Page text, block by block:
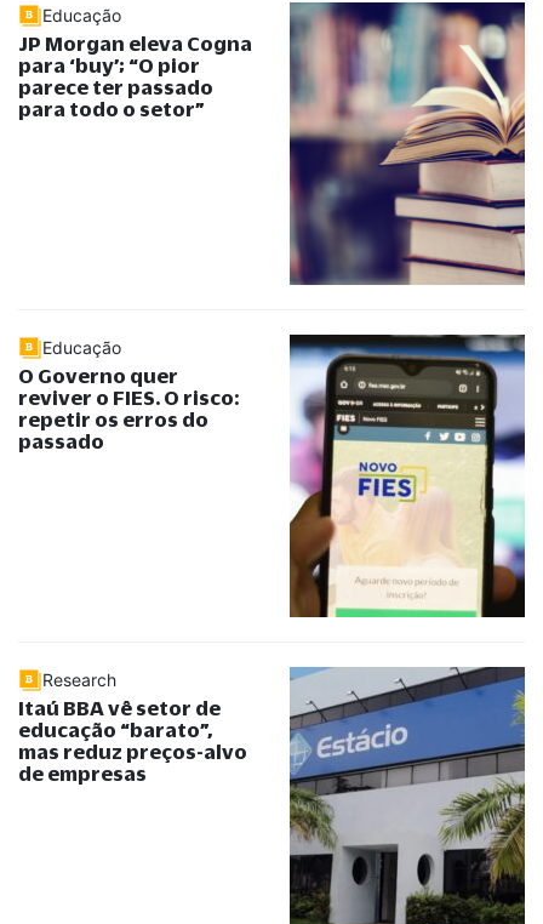
Educação
JP Morgan eleva Cogna
para ‘buy’; “O pior
parece ter passado
para todo o setor”
Educação
O Governo quer
reviver o FIES. O risco:
repetir os erros do
passado
Research
Itaú BBA vê setor de
educação “barato”,
mas reduz preços-alvo
de empresas